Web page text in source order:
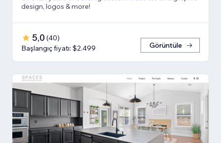
design, logos & more!
5,0 (40)
Başlangıç fiyatı: $2.499
Görüntüle